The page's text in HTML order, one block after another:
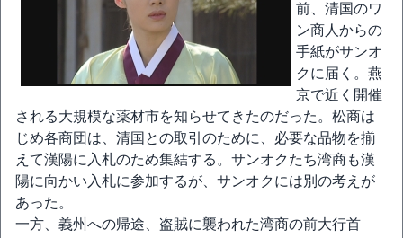
前、清国のワ
ン商人からの
手紙がサンオ
クに届く。燕
京で近く開催
される大規模な薬材市を知らせてきたのだった。松商は
じめ各商団は、清国との取引のために、必要な品物を揃
えて漢陽に入札のため集結する。サンオクたち湾商も漢
陽に向かい入札に参加するが、サンオクには別の考えが
あった。
一方、義州への帰途、盗賊に襲われた湾商の前大行首